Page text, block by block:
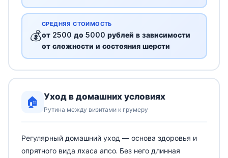
💰
СРЕДНЯЯ СТОИМОСТЬ
от 2500 до 5000 рублей в зависимости
от сложности и состояния шерсти
🏠 Уход в домашних условиях
Рутина между визитами к грумеру
Регулярный домашний уход — основа здоровья и
опрятного вида лхаса апсо. Без него длинная